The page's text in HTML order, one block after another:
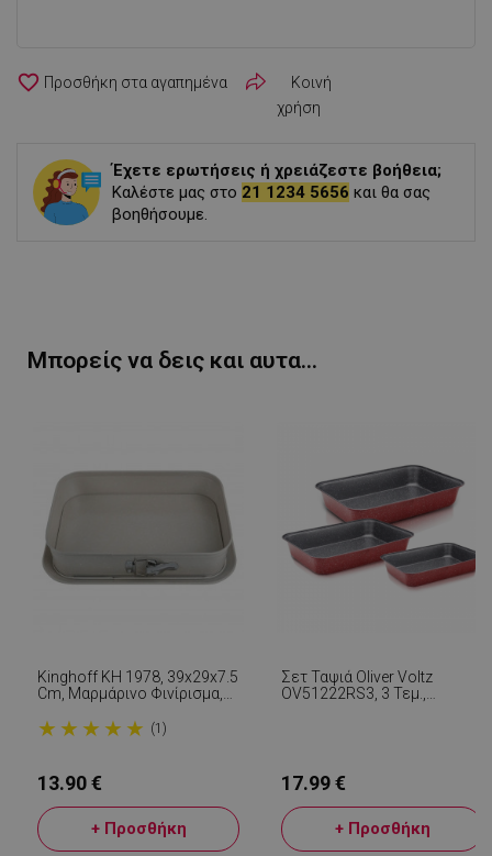
favorite_border
Κοινή
χρήση
Έχετε ερωτήσεις ή χρειάζεστε βοήθεια;
Καλέστε μας στο 21 1234 5656 και θα σας
βοηθήσουμε.
Μπορείς να δεις και αυτα...
Kinghoff KH 1978, 39x29x7.5
Cm, Μαρμάρινο Φινίρισμα,
★ ★ ★ ★ ★ (1)
13.90 €
+ Προσθήκη
Σετ Ταψιά Oliver Voltz
OV51222RS3, 3 Τεμ.,
17.99 €
+ Προσθήκη